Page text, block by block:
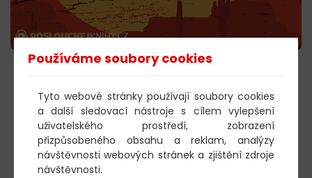
603 805 271
pondělí-čtvrtek: 10:00-16:00
Používáme soubory cookies
Tyto webové stránky používají soubory cookies
a další sledovací nástroje s cílem vylepšení
uživatelského prostředí, zobrazení
přizpůsobeného obsahu a reklam, analýzy
návštěvnosti webových stránek a zjištění zdroje
návštěvnosti.